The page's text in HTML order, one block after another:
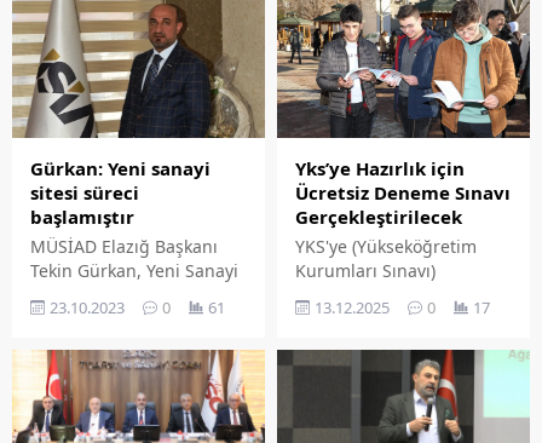
pazarlarının yeniden
canlandırılması
gerektiğini söyledi.
İdare Genel Sekreterinden
bilgi aldı.
Gürkan: Yeni sanayi
sitesi süreci
başlamıştır
MÜSİAD Elazığ Başkanı
Tekin Gürkan, Yeni Sanayi
Sitesi'nin Çamyatağı Köyü
sınırları içerisinde
kararlaştırılmasıyla birlikte
sürecin başladığını
belirterek emeği
23.10.2023 0 61
Yks’ye Hazırlık için
Ücretsiz Deneme Sınavı
Gerçekleştirilecek
YKS'ye (Yükseköğretim
Kurumları Sınavı)
hazırlanan öğrenciler için
Elazığ Belediyesi
eğitim hayatına destek
olma amacıyla sürdürülen
'Gelecek Sensin' projesi
13.12.2025 0 17